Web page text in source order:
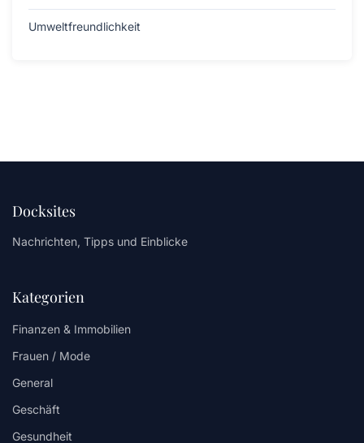
Umweltfreundlichkeit
Docksites
Nachrichten, Tipps und Einblicke
Kategorien
Finanzen & Immobilien
Frauen / Mode
General
Geschäft
Gesundheit